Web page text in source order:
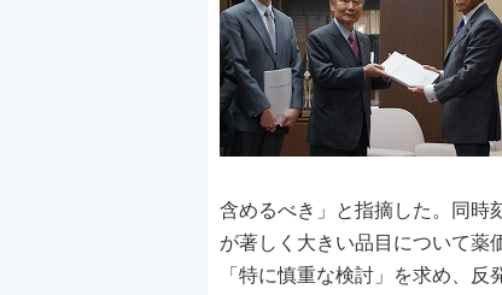
含めるべき」と指摘した。同時
が著しく大きい品目について薬
「特に慎重な検討」を求め、反